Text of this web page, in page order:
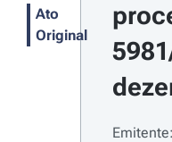
Ato
Original
Emitente: